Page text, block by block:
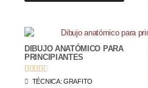
DIBUJO ANATÓMICO PARA
PRINCIPIANTES
    
TÉCNICA:GRAFITO